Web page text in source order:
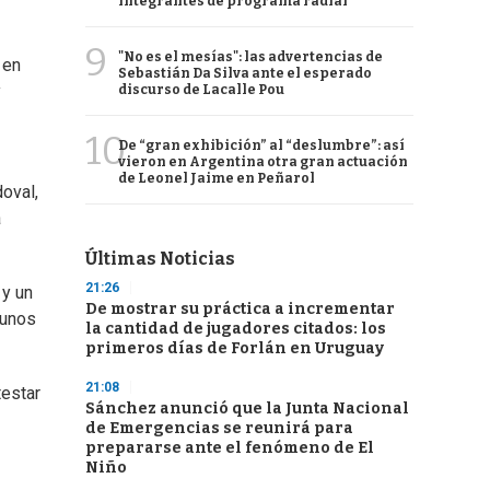
un
9
"No es el mesías": las advertencias de
Sebastián Da Silva ante el esperado
discurso de Lacalle Pou
10De “gran exhibición” al “deslumbre”: así
vieron en Argentina otra gran actuación
de Leonel Jaime en Peñarol
Últimas Noticias
21:26
De mostrar su práctica a incrementar
la cantidad de jugadores citados: los
primeros días de Forlán en Uruguay
21:08
Sánchez anunció que la Junta Nacional
de Emergencias se reunirá para
prepararse ante el fenómeno de El
Niño